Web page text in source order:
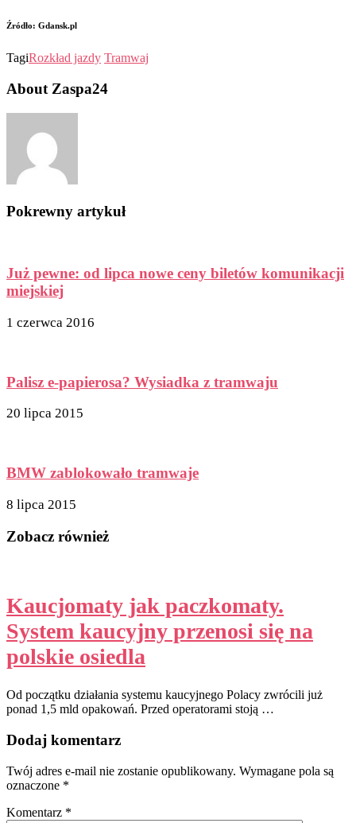
Źródło: Gdansk.pl
TagiRozkład jazdy Tramwaj
About Zaspa24
Pokrewny artykuł
Już pewne: od lipca nowe ceny biletów komunikacji
miejskiej
1 czerwca 2016
Palisz e-papierosa? Wysiadka z tramwaju
20 lipca 2015
BMW zablokowało tramwaje
8 lipca 2015
Zobacz również
Kaucjomaty jak paczkomaty.
System kaucyjny przenosi się na
polskie osiedla
Od początku działania systemu kaucyjnego Polacy zwrócili już
ponad 1,5 mld opakowań. Przed operatorami stoją …
Dodaj komentarz
Twój adres e-mail nie zostanie opublikowany. Wymagane pola są
oznaczone *
Komentarz *